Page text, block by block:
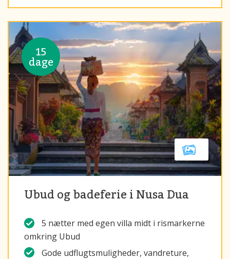
15
dage
Ubud og badeferie i Nusa Dua
5 nætter med egen villa midt i rismarkerne
omkring Ubud
Gode udflugtsmuligheder, vandreture,